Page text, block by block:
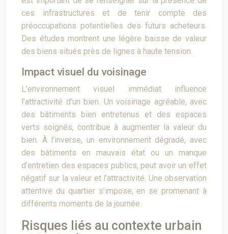
ces infrastructures et de tenir compte des
préoccupations potentielles des futurs acheteurs.
Des études montrent une légère baisse de valeur
des biens situés près de lignes à haute tension.
Impact visuel du voisinage
L’environnement visuel immédiat influence
l’attractivité d’un bien. Un voisinage agréable, avec
des bâtiments bien entretenus et des espaces
verts soignés, contribue à augmenter la valeur du
bien. À l’inverse, un environnement dégradé, avec
des bâtiments en mauvais état ou un manque
d’entretien des espaces publics, peut avoir un effet
négatif sur la valeur et l’attractivité. Une observation
attentive du quartier s’impose, en se promenant à
différents moments de la journée.
Risques liés au contexte urbain